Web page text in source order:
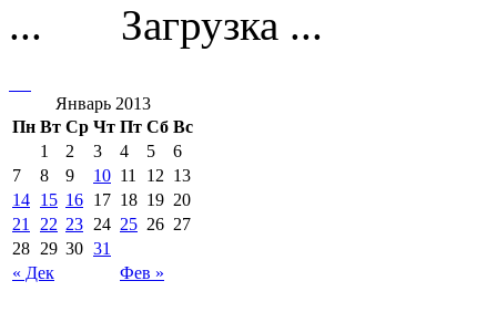
Загрузка ...
Январь 2013
Пн Вт Ср Чт Пт Сб Вс
« Дек Фев »
1 2 3 4 5
6
7
8 9 10 11 12 13
14 15 16 17 18 19 20
21
22 23 24 25 26 27
28 29 30 31